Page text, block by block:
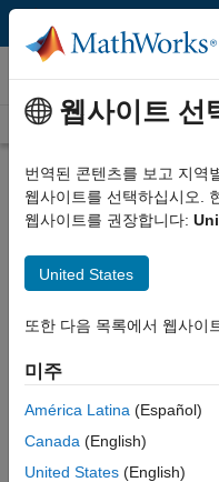
콘텐츠로 바로 가기
비디오
Videos Home Search
Description
Design of
and Policy
Central Banks
Recorded: 14 Jun 2011
Related Resources
웹사이트 선
번역된 콘텐츠를 보고 지역
웹사이트를 선택하십시오.
웹사이트를 권장합니다:
United States
또한 다음 목록에서 웹사이
미주
América Latina (Español)
Canada (English)
United States (English)